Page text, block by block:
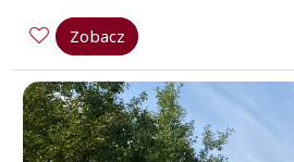
Zobacz